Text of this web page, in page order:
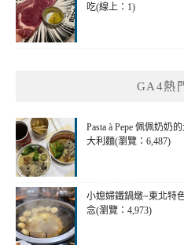
吃(線上：1)
GA4熱
Pasta à Pepe 佩佩奶奶
大利麵(瀏覽：6,487)
小媳婦鐵鍋燉~東北特
念(瀏覽：4,973)